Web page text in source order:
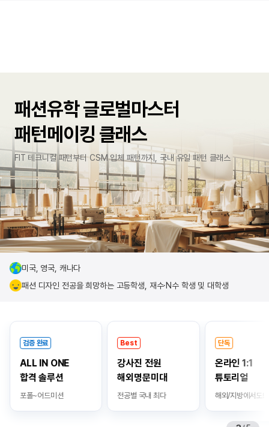
패션유학 글로벌마스터
패턴메이킹 클래스
FIT 테크니컬 패턴부터 CSM 입체 패턴까지, 국내 유일 패턴 클래스
미국, 영국, 캐나다
패션 디자인 전공을 희망하는 고등학생, 재수·N수 학생 및 대학생
강사진 전원
해외명문미대
전공별 국내 최다
온라인 1:1
튜토리얼
해외/지방에서도! 미·